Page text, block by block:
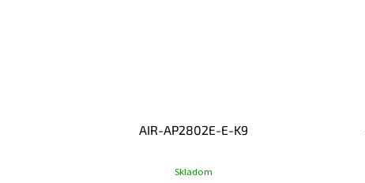
AIR-AP2802E-E-K9
Skladom